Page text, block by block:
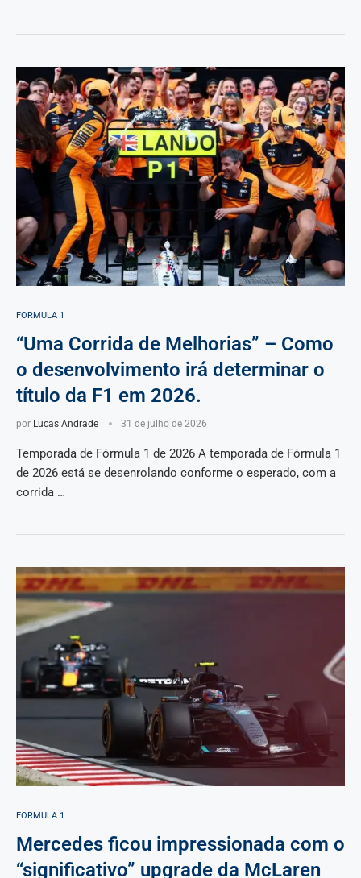
FORMULA 1
“Uma Corrida de Melhorias” – Como
o desenvolvimento irá determinar o
título da F1 em 2026.
por Lucas Andrade 31 de julho de 2026
Temporada de Fórmula 1 de 2026 A temporada de Fórmula 1
de 2026 está se desenrolando conforme o esperado, com a
corrida …
FORMULA 1
Mercedes ficou impressionada com o
“significativo” upgrade da McLaren